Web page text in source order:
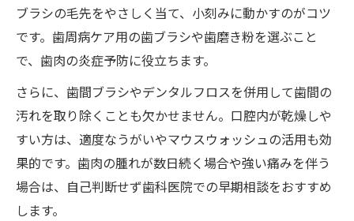
ブラシの毛先をやさしく当て、小刻みに動かすのがコツ
です。歯周病ケア用の歯ブラシや歯磨き粉を選ぶこと
で、歯肉の炎症予防に役立ちます。
さらに、歯間ブラシやデンタルフロスを併用して歯間の
汚れを取り除くことも欠かせません。口腔内が乾燥しや
すい方は、適度なうがいやマウスウォッシュの活用も効
果的です。歯肉の腫れが数日続く場合や強い痛みを伴う
場合は、自己判断せず歯科医院での早期相談をおすすめ
します。